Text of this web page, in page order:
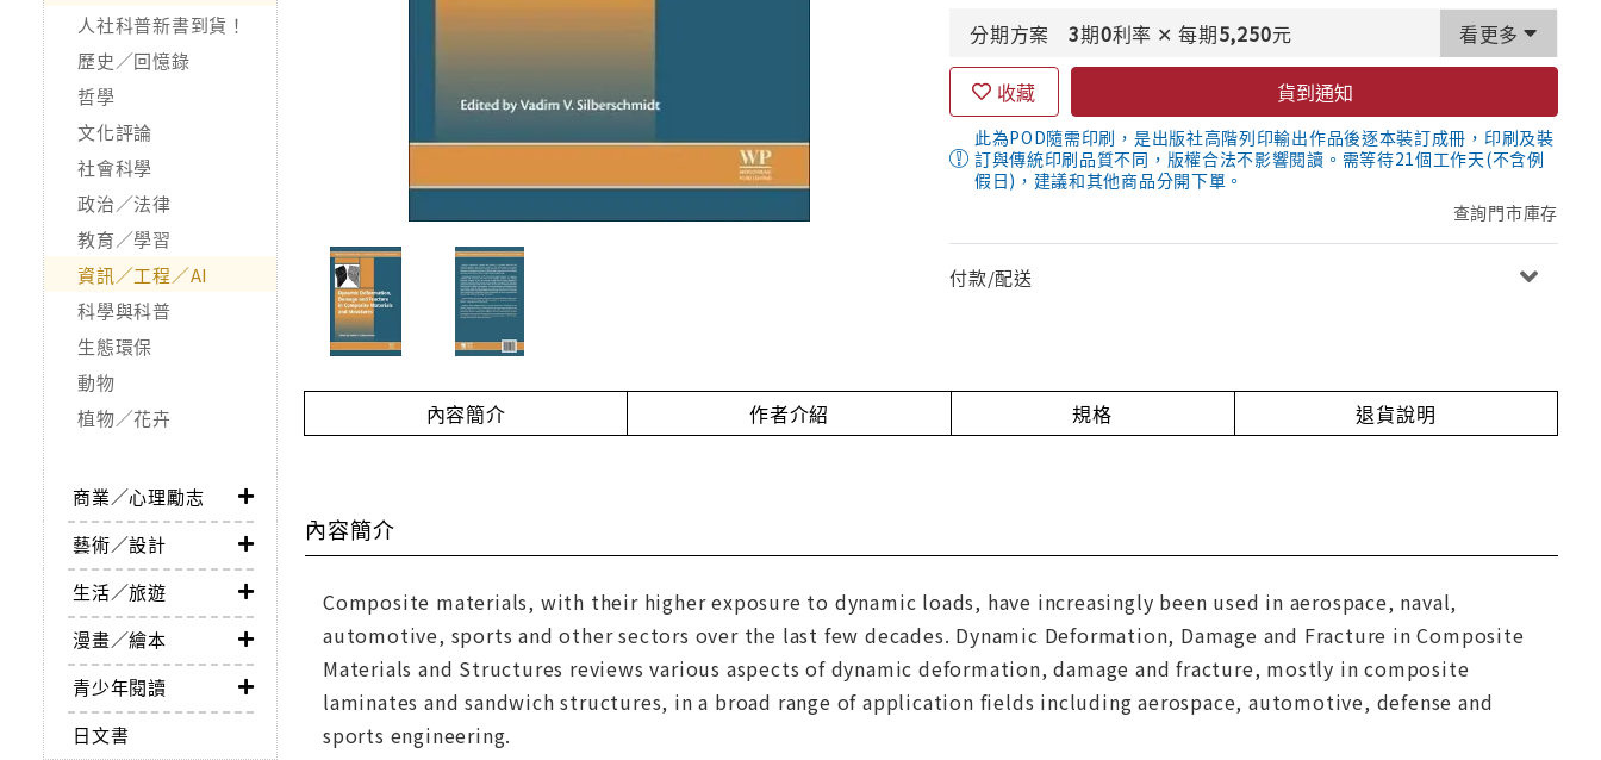
人社科普新書到貨！
歷史／回憶錄
哲學
文化評論
社會科學
政治／法律
教育／學習
資訊／工程／AI
科學與科普
生態環保
動物
植物／花卉
商業／心理勵志
藝術／設計
生活／旅遊
漫畫／繪本
青少年閱讀
日文書
分期方案 3期0利率 ✕ 每期5,250元 看更多
收藏 貨到通知
此為POD隨需印刷，是出版社高階列印輸出作品後逐本裝訂成冊，印刷及裝
訂與傳統印刷品質不同，版權合法不影響閱讀。需等待21個工作天(不含例
假日)，建議和其他商品分開下單。
查詢門市庫存
付款/配送
內容簡介 作者介紹 規格 退貨說明
內容簡介
Composite materials, with their higher exposure to dynamic loads, have increasingly been used in aerospace, naval,
automotive, sports and other sectors over the last few decades. Dynamic Deformation, Damage and Fracture in Composite
Materials and Structures reviews various aspects of dynamic deformation, damage and fracture, mostly in composite
laminates and sandwich structures, in a broad range of application fields including aerospace, automotive, defense and
sports engineering.